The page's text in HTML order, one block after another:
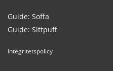
Guide: Soffa
Guide: Sittpuff
Integritetspolicy